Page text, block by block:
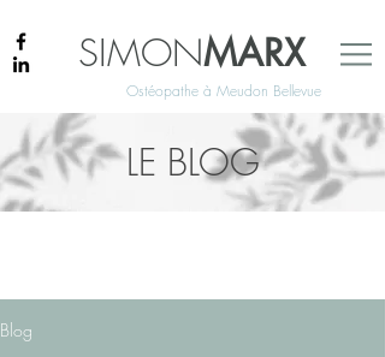
SIMONMARX
Ostéopathe à Meudon Bellevue
LE BLOG
Blog